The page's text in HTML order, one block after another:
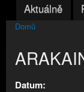
Hlavní menu
Aktuálně
Domů
Datum: